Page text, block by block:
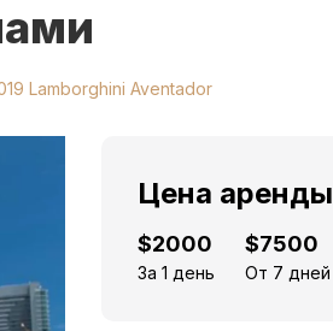
Lamborghini Aventador
Цена аренды
$2000
За 1 день
$7500
От 7 дней